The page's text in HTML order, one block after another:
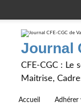
Journal
CFE-CGC : Le
Maitrise,
Accueil Adhérer